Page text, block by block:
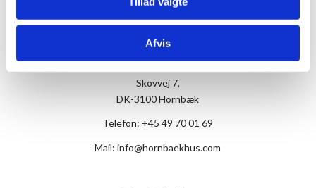
Afvis
Hotel Hornbækhus
Skovvej 7,
DK-3100 Hornbæk
Telefon: +45 49 70 01 69
Mail:info@hornbaekhus.com